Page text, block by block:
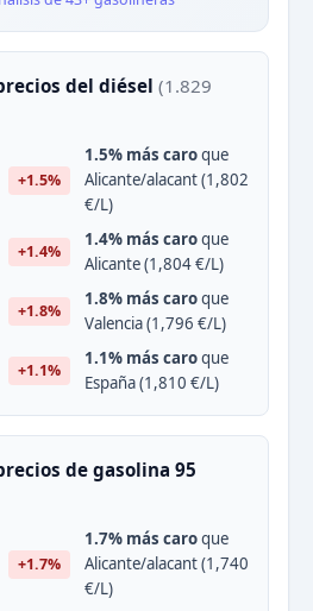
del diésel (1.829
+1.5%
1.5% más caroque
Alicante/alacant (1,802
€/L)
+1.4%
1.4% más caroque
Alicante (1,804 €/L)
+1.8%
1.8% más caroque
Valencia (1,796 €/L)
+1.1%
1.1% más caroque
España (1,810 €/L)
de gasolina 95
+1.7%
1.7% más caroque
Alicante/alacant (1,740
€/L)